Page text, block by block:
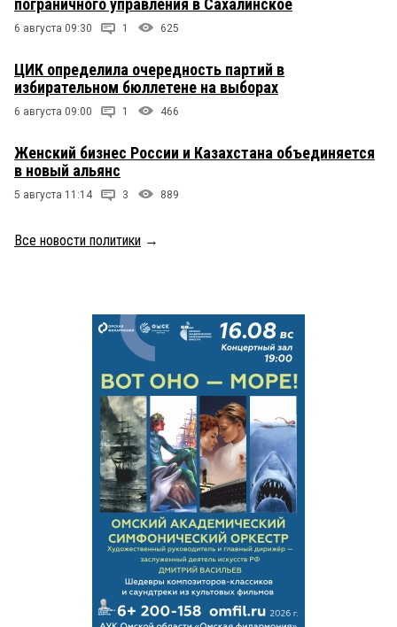
пограничного управления в Сахалинское
6 августа 09:30 1 625
ЦИК определила очередность партий в
избирательном бюллетене на выборах
6 августа 09:00 1 466
Женский бизнес России и Казахстана объединяется
в новый альянс
5 августа 11:14 3 889
Все новости политики →